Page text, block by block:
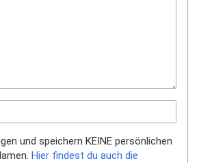
und speichern KEINE persönlichen
Hier findest du auch die